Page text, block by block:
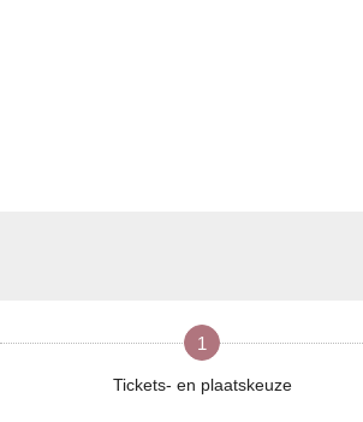
1
Tickets- en plaatskeuze